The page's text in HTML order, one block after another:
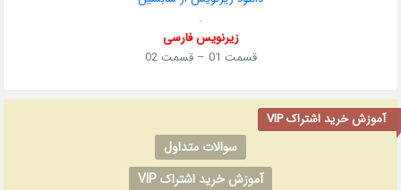
.
زیرنویس فارسی
قسمت 01 – قسمت 02
آموزش خرید اشتراک VIP
سوالات متداول
آموزش خرید اشتراک VIP